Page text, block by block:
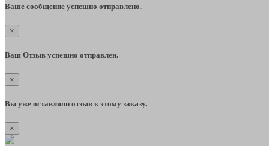
Ваше сообщение успешно отправлено.
×
Ваш Отзыв успешно отправлен.
×
Вы уже оставляли отзыв к этому заказу.
×